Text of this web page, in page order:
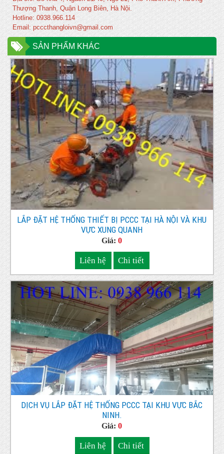
Thượng Thanh, Quận Long Biên, Hà Nội.
Hotline: 0938.966.114
Email: pcccthangloivn@gmail.com
SẢN PHẨM KHÁC
LẮP ĐẶT HỆ THỐNG THIẾT BỊ PCCC TẠI HÀ NỘI VÀ KHU
VỰC XUNG QUANH
Giá:0
Liên hệ Chi tiết
DỊCH VỤ LẮP ĐẶT HỆ THỐNG PCCC TẠI KHU VỰC BẮC
NINH.
Giá:0
Liên hệ Chi tiết